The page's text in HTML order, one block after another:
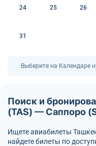
24 25 26
31
Выберите на Календаре
Поиск и
(TAS) — Саппоро
Ищете авиабилеты
найдете билеты по